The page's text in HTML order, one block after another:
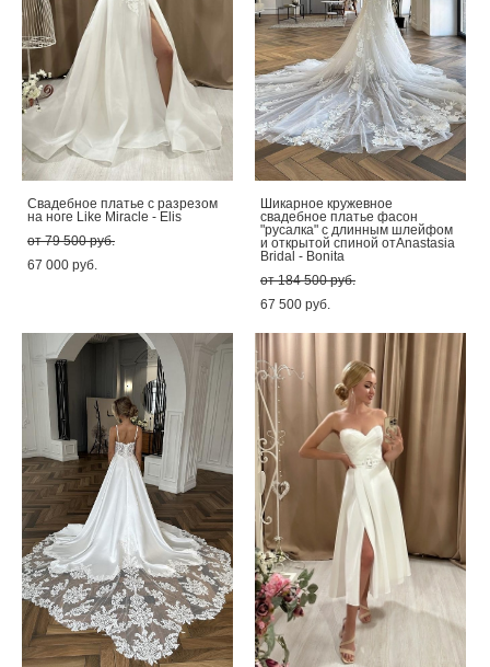
Свадебное платье с разрезом
на ноге Like Miracle - Elis
от 79 500 pуб.
67 000 pуб.
Шикарное кружевное
свадебное платье фасон
"русалка" с длинным шлейфом
и открытой спиной отAnastasia
Bridal - Bonita
от 184 500 pуб.
67 500 pуб.